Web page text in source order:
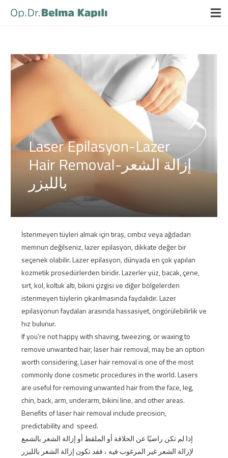
Laser Epilasyon-Lazer
Hair Removal-إزالة الشعر
بالليزر
İstenmeyen tüyleri almak için tıraş, cımbız veya ağdadan
memnun değilseniz, lazer epilasyon, dikkate değer bir
seçenek olabilir. Lazer epilasyon, dünyada en çok yapılan
kozmetik prosedürlerden biridir. Lazerler yüz, bacak, çene,
sırt, kol, koltuk altı, bikini çizgisi ve diğer bölgelerden
istenmeyen tüylerin çıkarılmasında faydalıdır. Lazer
epilasyonun faydaları arasında hassasiyet, öngörülebilirlik ve
hız bulunur.
If you’re not happy with shaving, tweezing, or waxing to
remove unwanted hair, laser hair removal, may be an option
worth considering. Laser hair removal is one of the most
commonly done cosmetic procedures in the world. Lasers
are useful for removing unwanted hair from the face, leg,
chin, back, arm, underarm, bikini line, and other areas.
Benefits of laser hair removal include precision,
predictability and speed.
إذا لم تكن راضيًا عن الحلاقة أو الملقط أو إزالة الشعر بالشمع
لإزالة الشعر غير المرغوب فيه ، فقد تكون إزالة الشعر بالليزر